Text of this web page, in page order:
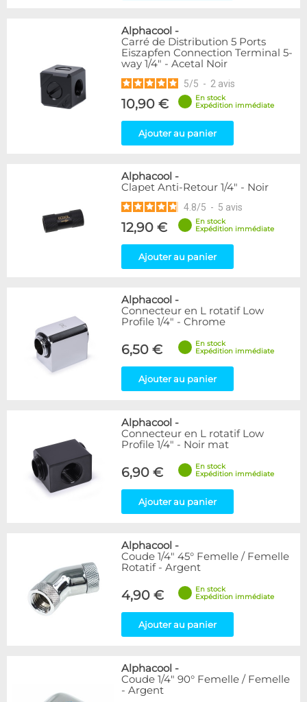
Alphacool -
Carré de Distribution 5 Ports
Eiszapfen Connection Terminal 5-
way 1/4" - Acetal Noir
5/5 - 2 avis
10,90 €
En stock
Expédition immédiate
Ajouter au panier
Alphacool -
Clapet Anti-Retour 1/4" - Noir
4.8/5 - 5 avis
12,90 €
En stock
Expédition immédiate
Ajouter au panier
Alphacool -
Connecteur en L rotatif Low
Profile 1/4" - Chrome
6,50 €
En stock
Expédition immédiate
Ajouter au panier
Alphacool -
Connecteur en L rotatif Low
Profile 1/4" - Noir mat
6,90 €
En stock
Expédition immédiate
Ajouter au panier
Alphacool -
Coude 1/4" 45° Femelle / Femelle
Rotatif - Argent
4,90 €
En stock
Expédition immédiate
Ajouter au panier
Alphacool -
Coude 1/4" 90° Femelle / Femelle
- Argent